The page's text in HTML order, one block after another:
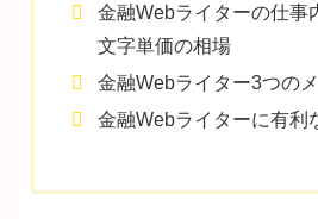
金融Webライターの仕事
文字単価の相場
金融Webライター3つの
金融Webライターに有利